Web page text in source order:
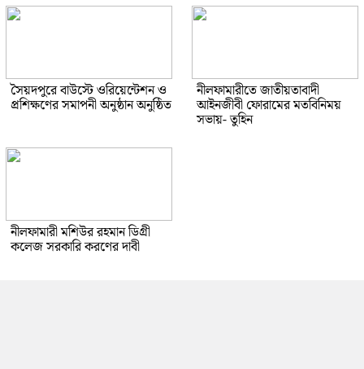
সৈয়দপুরে বাউস্টে ওরিয়েন্টেশন ও
প্রশিক্ষণের সমাপনী অনুষ্ঠান অনুষ্ঠিত
নীলফামারীতে জাতীয়তাবাদী
আইনজীবী ফোরামের মতবিনিময়
সভায়- তুহিন
নীলফামারী মশিউর রহমান ডিগ্রী
কলেজ সরকারি করণের দাবী